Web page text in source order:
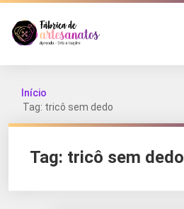
Início
Tag: tricô sem dedo
Tag: tricô sem dedo